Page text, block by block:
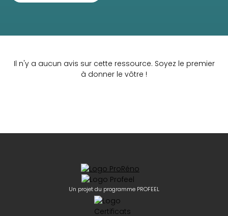
Il n'y a aucun avis sur cette ressource. Soyez le premier
à donner le vôtre !
Un projet du programme PROFEEL